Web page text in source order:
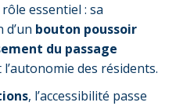
essentiel : sa
d’un bouton poussoir
du passage
des résidents.
, l’accessibilité passe